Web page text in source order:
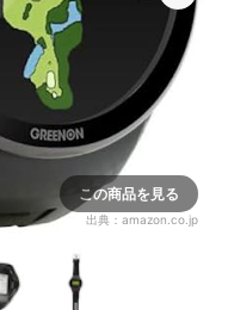
この商品を見る
出典： amazon.co.jp